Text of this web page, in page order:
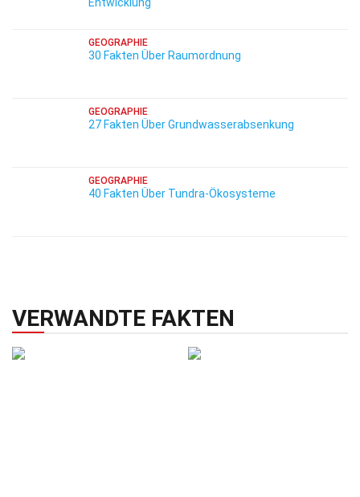
GEOGRAPHIE
30 Fakten Über Raumordnung
GEOGRAPHIE
27 Fakten Über Grundwasserabsenkung
GEOGRAPHIE
40 Fakten Über Tundra-Ökosysteme
VERWANDTE FAKTEN